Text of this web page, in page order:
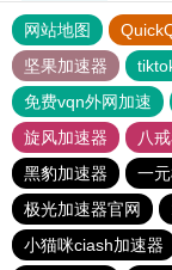
网站地图
坚果加速器
免费vqn外网加速
旋风加速器
八
黑豹加速器
一
极光加速器官网
小猫咪ciash加速器